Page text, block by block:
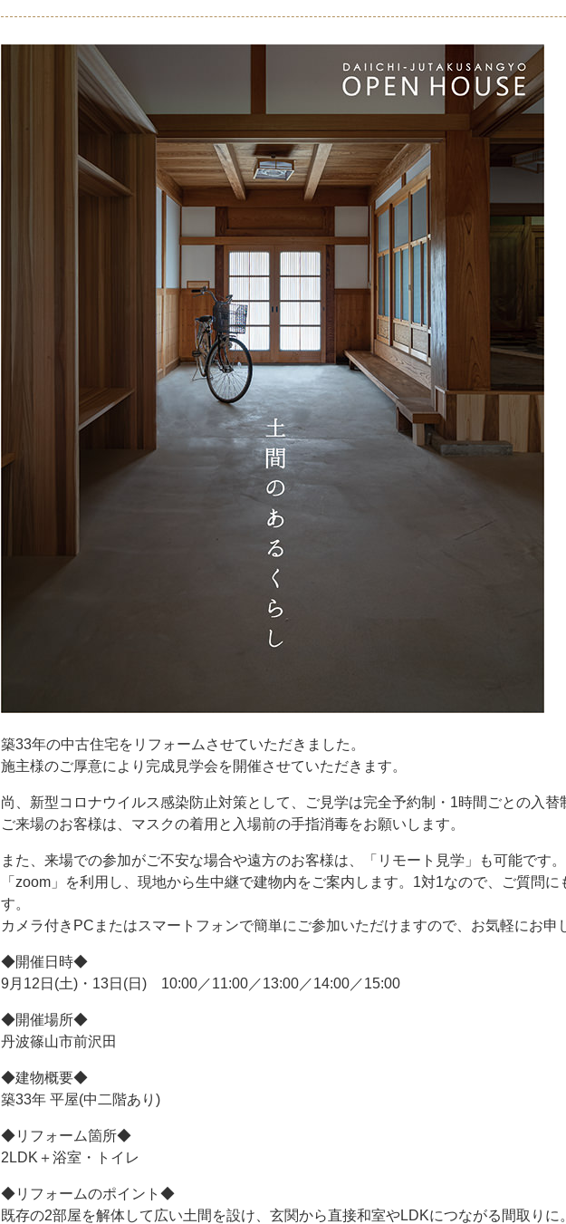
築33年の中古住宅をリフォームさせていただきました。
施主様のご厚意により完成見学会を開催させていただきます。
尚、新型コロナウイルス感染防止対策として、ご見学は完全予約制・1時間ごとの入替
ご来場のお客様は、マスクの着用と入場前の手指消毒をお願いします。
また、来場での参加がご不安な場合や遠方のお客様は、「リモート見学」も可能です。
「zoom」を利用し、現地から生中継で建物内をご案内します。1対1なので、ご質問に
す。
カメラ付きPCまたはスマートフォンで簡単にご参加いただけますので、お気軽にお申
◆開催日時◆
9月12日(土)・13日(日) 10:00／11:00／13:00／14:00／15:00
◆開催場所◆
丹波篠山市前沢田
◆建物概要◆
築33年 平屋(中二階あり)
◆リフォーム箇所◆
2LDK＋浴室・トイレ
◆リフォームのポイント◆
既存の2部屋を解体して広い土間を設け、玄関から直接和室やLDKにつながる間取りに。